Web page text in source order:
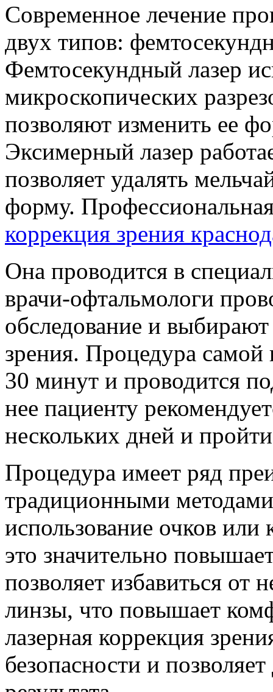
Современное лечение
двух типов:
Фемтосекундный лазер
микроскопических
позволяют изменить ее
Эксимерный лазер
позволяет удалять
форму.
коррекция зрения
Она проводится в
врачи-офтальмологи
обследование и
зрения. Процедура самой
30 минут и проводится
нее пациенту
нескольких дней и
Процедура имеет ряд
традиционными
использование очков
это значительно
позволяет избавиться от
линзы, что повышает
лазерная коррекция
безопасности и